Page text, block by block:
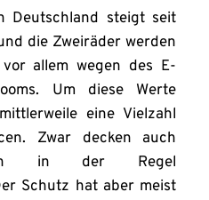
Deutschland steigt seit
die Zweiräder werden
allem wegen des E-
Um diese Werte
eine Vielzahl
Zwar decken auch
in der Regel
Schutz hat aber meist